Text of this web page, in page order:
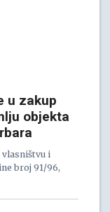
u zakup
objekta
vlasništvu i
broj 91/96,